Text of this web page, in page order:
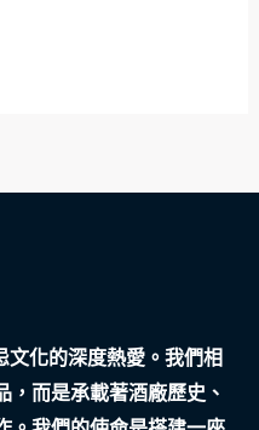
化的深度熱愛。我們相
，而是承載著酒廠歷史、